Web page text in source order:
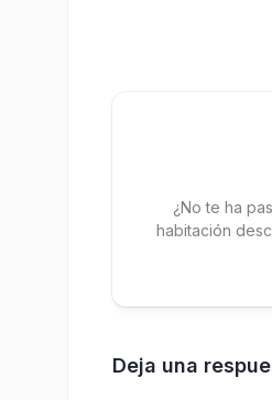
¿No te ha
habitación
Deja una